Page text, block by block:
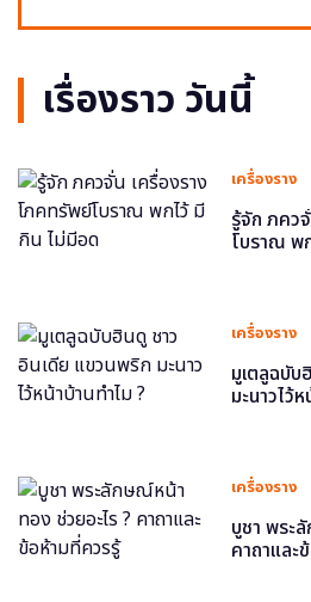
เรื่องราว วันนี้
เครื่องราง
รู้จัก ภคว
โบราณ พ
เครื่องราง
มูเตลูฉบับ
มะนาวไว้
เครื่องราง
บูชา พระ
คาถาและ